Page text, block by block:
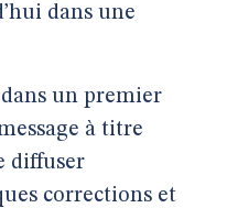
dans une
un premier
à titre
diffuser
corrections et